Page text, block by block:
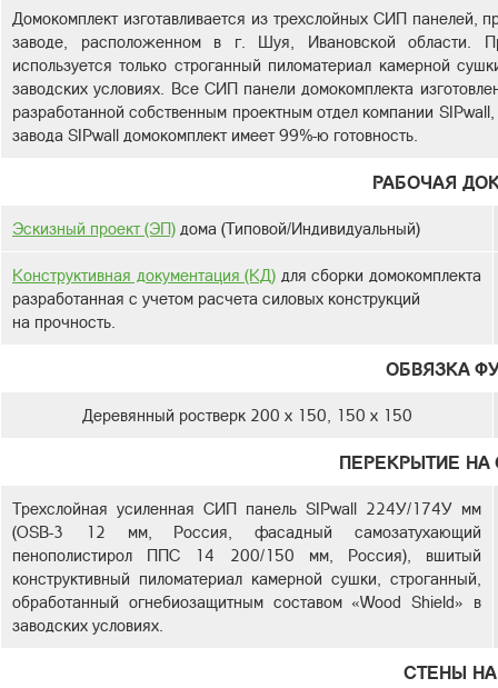
Домокомплект изготавливается из трехслойных СИП
заводе, расположенном в г. Шуя, Ивановской области.
используется только строганный пиломатериал камерной
заводских условиях. Все СИП панели домокомплекта
разработанной собственным проектным отдел компании
завода SIPwall домокомплект имеет 99%-ю готовность.
РАБОЧАЯ
Эскизный проект (ЭП) дома (Типовой/Индивидуальный)
Конструктивная документация (КД) для сборки домокомплекта
разработанная с учетом расчета силовых конструкций
на прочность.
ОБВЯЗКА
Деревянный ростверк 200 х 150, 150 х 150
ПЕРЕКРЫТИЕ НА
Трехслойная усиленная СИП панель SIPwall 224У/174У мм
(OSB-3 12 мм, Россия, фасадный самозатухающий
пенополистирол ППС 14 200/150 мм, Россия), вшитый
конструктивный пиломатериал камерной сушки, строганный,
обработанный огнебиозащитным составом «Wood Shield» в
заводских условиях.
СТЕНЫ